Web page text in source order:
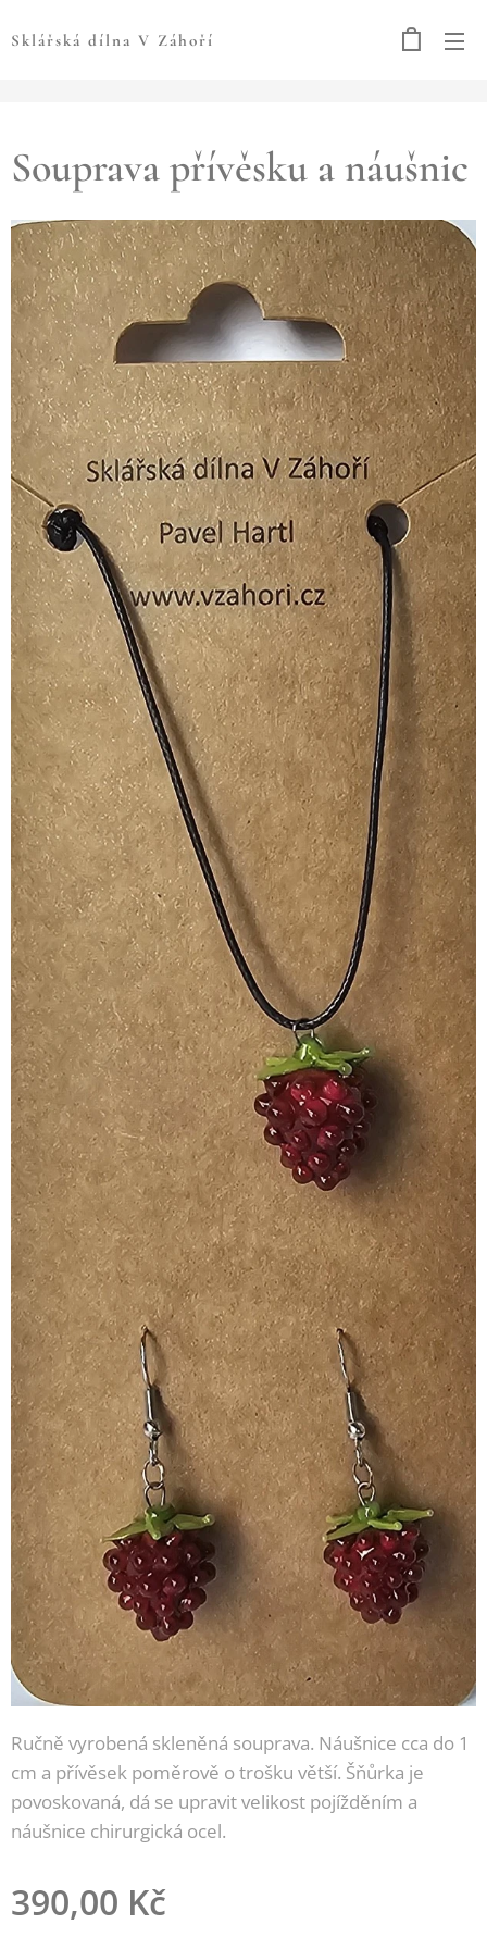
Sklářská dílna V Záhoří
Souprava přívěsku a náušnic
Ručně vyrobená skleněná souprava. Náušnice cca do 1
cm a přívěsek poměrově o trošku větší. Šňůrka je
povoskovaná, dá se upravit velikost pojížděním a
náušnice chirurgická ocel.
390,00 Kč